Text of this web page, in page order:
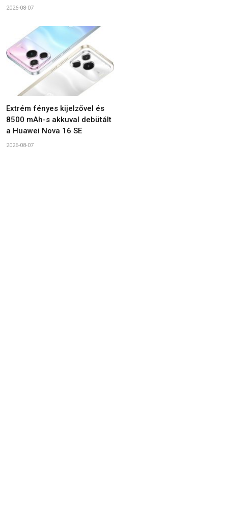
2026-08-07
Extrém fényes kijelzővel és
8500 mAh-s akkuval debütált
a Huawei Nova 16 SE
2026-08-07